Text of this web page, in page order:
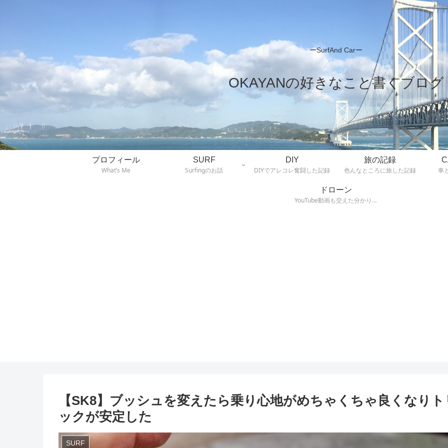
ーSurfAnd Carー
OKAYANの好きなこと書くブログ
プロフィール
What’s Me
SURF
Surfingのお話
DIY
DIYでアレコレ奮闘した記録
旅の記録
色んなところに旅した記録
車
ドローン
YouTube動画も交えた分かりや
【SK8】ブッシュを変えたら乗り心地がめちゃくちゃ良くなりト
ックが安定した
SURF